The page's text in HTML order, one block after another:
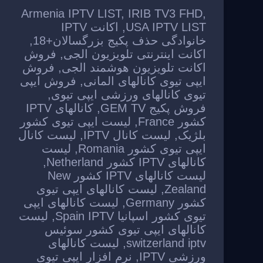
Armenia IPTV LIST, IRIB TV3 FHD,
USA IPTV LIST
,
اکانت IPTV
خانوادگی حذف پکیج بزرگسالان+18
,
اکانت اینترنتی تلویزیون الجی, فروش
اکانت تلویزیون هوشمند الجی, فروش
ایپی تیوی کانالهای المانی, فروش ایپی
تیوی کانالهای ورزشی ایپی تیوی,
فروش پکیج GEM TV
,
کانالهای IPTV
کشور France
, لیست ایپی تیوی کشور
بلژیک, لیست کانال IPTV , لیست کانال
ایپی تیوی کشور Romania
, لیست
کانالهای IPTV کشور Netherland
,
لیست کانالهای IPTV کشور New
Zealand
, لیست کانالهای ایپی تیوی
کشور Germany
, لیست کانالهای ایپی
تیوی کشور اسپانیا Spain IPTV
, لیست
کانالهای ایپی تیوی کشور سوئیس
switzerland iptv
, لیست کانالهای
ورزشی IPTV
, نرم افزار ایپی تیوی